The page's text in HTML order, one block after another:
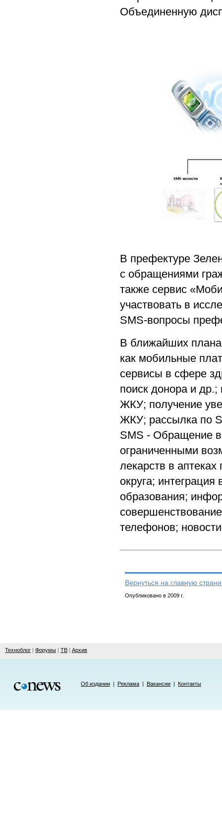
Объединенную
В префектуре
с обращениями
также сервис
участвовать в
SMS-вопросы
В ближайших
как мобильные
сервисы в сфере
поиск донора и
ЖКУ; получение
ЖКУ; рассылка по
SMS - Обращение
ограниченными
лекарств в
округа;
образования;
телефонов;
Вернуться на главную
Опубликовано в 2009 г.
Техноблог | Форумы | ТВ | Архив
Об издании | Реклама | Вакансии | Контакты